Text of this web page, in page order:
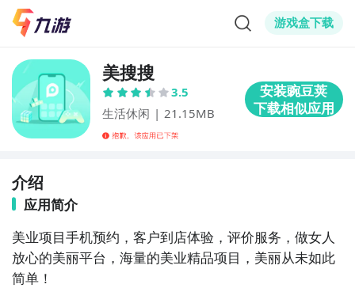
游戏盒下载
美搜搜
3.5
生活休闲 | 21.15MB
介绍
应用简介
美业项目手机预约，客户到店体验，评价服务，做女人
放心的美丽平台，海量的美业精品项目，美丽从未如此
简单！